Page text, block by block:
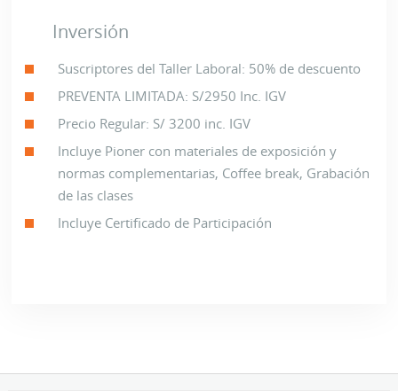
José Balta Varillas
Socio del Estudio Rodrigo, Elías y
Medrano, Abogados
Ver mas +
Ricardo Herrera Vásquez
Inversión
Suscriptores del Taller Laboral: 50% de descuento
PREVENTA LIMITADA: S/2950 Inc. IGV
Precio Regular: S/ 3200 inc. IGV
Incluye Pioner con materiales de exposición y
normas complementarias, Coffee break, Grabación
de las clases
Incluye Certificado de Participación